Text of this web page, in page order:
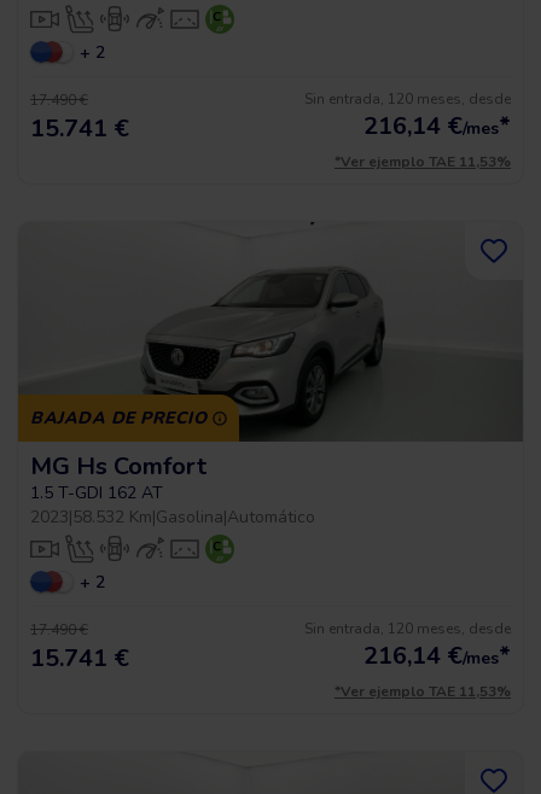
+ 2
17.490 €
15.741 €
Sin entrada, 120 meses, desde
216,14 €/mes*
*Ver ejemplo TAE 11,53%
BAJADA DE PRECIO
MG Hs Comfort
1.5 T-GDI 162 AT
2023|58.532 Km|Gasolina|Automático
+ 2
17.490 €
15.741 €
Sin entrada, 120 meses, desde
216,14 €/mes*
*Ver ejemplo TAE 11,53%